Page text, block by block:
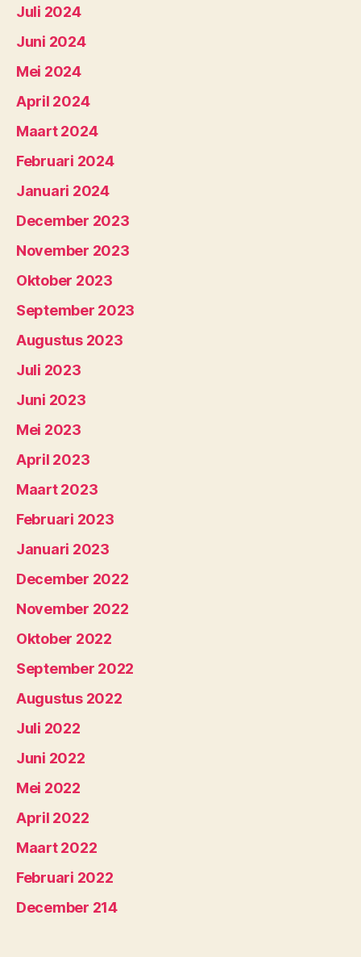
Juli 2024
Juni 2024
Mei 2024
April 2024
Maart 2024
Februari 2024
Januari 2024
December 2023
November 2023
Oktober 2023
September 2023
Augustus 2023
Juli 2023
Juni 2023
Mei 2023
April 2023
Maart 2023
Februari 2023
Januari 2023
December 2022
November 2022
Oktober 2022
September 2022
Augustus 2022
Juli 2022
Juni 2022
Mei 2022
April 2022
Maart 2022
Februari 2022
December 214